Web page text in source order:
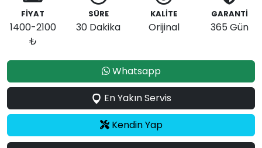
FİYAT
1400-2100
₺
SÜRE
30 Dakika
KALİTE
Orijinal
GARANTİ
365 Gün
Whatsapp
En Yakın Servis
Kendin Yap